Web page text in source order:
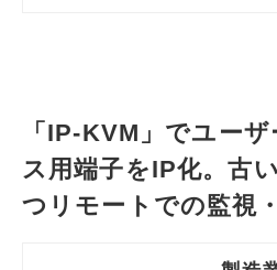
「IP-KVM」でユー
ス用端子をIP化。古
つリモートでの監視